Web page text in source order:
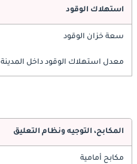
استهلاك الوقود
سعة خزان الوقود
معدل استهلاك الوقود داخل المدينة
المكابح، التوجيه ونظام التعليق
مكابح أمامية